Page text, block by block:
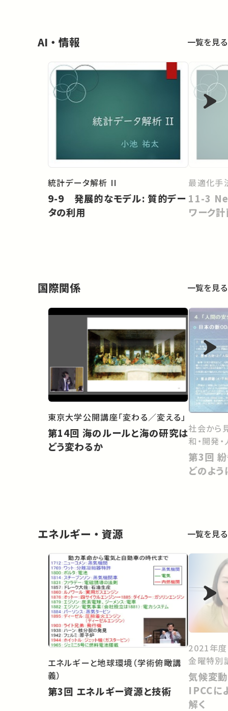
AI・情報 一覧を見る
統計データ解析 II
9-9 発展的なモデル: 質的デー
タの利用
最適化手
11-3
ワーク
国際関係 一覧を見る
東京大学公開講座「変わる／変える」
第14回 海のルールと海の研究は
どう変わるか
社会から
和・開発
第3回 紛争・平和と貧困・開発は
どのよ
エネルギー・資源 一覧を見る
エネルギーと地球環境（学術俯瞰講
義）
第3回 エネルギー資源と技術
2021年度
金曜特別
気候変
IPCCに
解く